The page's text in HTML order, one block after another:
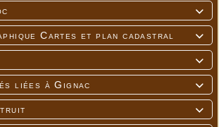


Cartes et plan cadastral


liées à Gignac
